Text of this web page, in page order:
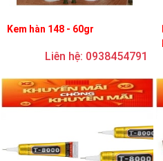
Kem hàn 148 - 60gr
Liên hệ: 0938454791